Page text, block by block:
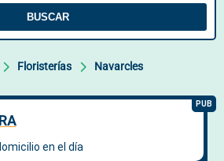
BUSCAR
Floristerías Navarcles